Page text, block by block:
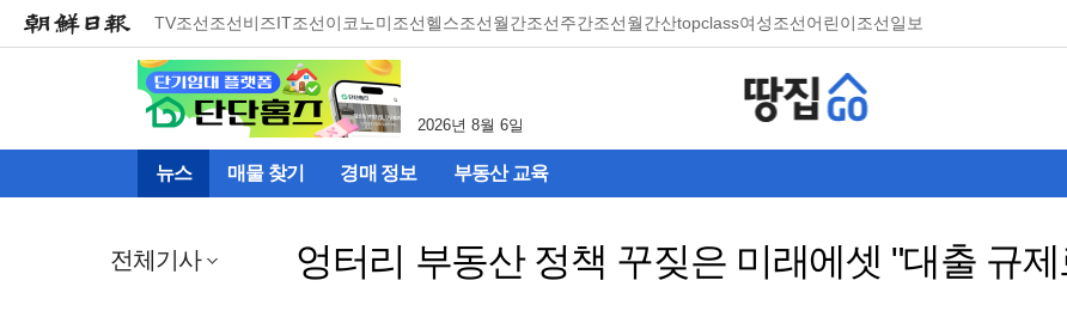
TV조선조선비즈IT조선이코노미조선헬스조선월간조선주간조선월간산topclass여성조선어린이조선일보
2026년 8월 6일
뉴스 매물 찾기 경매 정보 부동산 교육
전체기사 엉터리 부동산 정책 꾸짖은 미래에셋 "대출 규